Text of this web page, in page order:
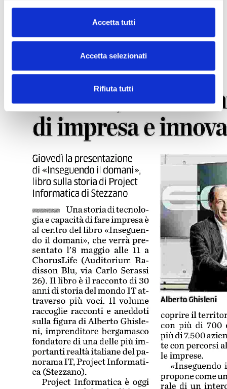
Accetta tutti
Accetta selezionati
Rifiuta tutti
innovazioni
domani», libro sulla storia di Project Informatica di